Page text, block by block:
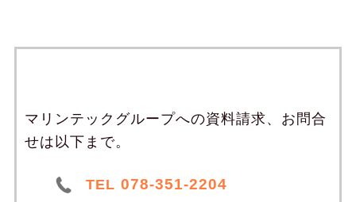
マリンテックグループへの資料請求、お問合
せは以下まで。
TEL 078-351-2204